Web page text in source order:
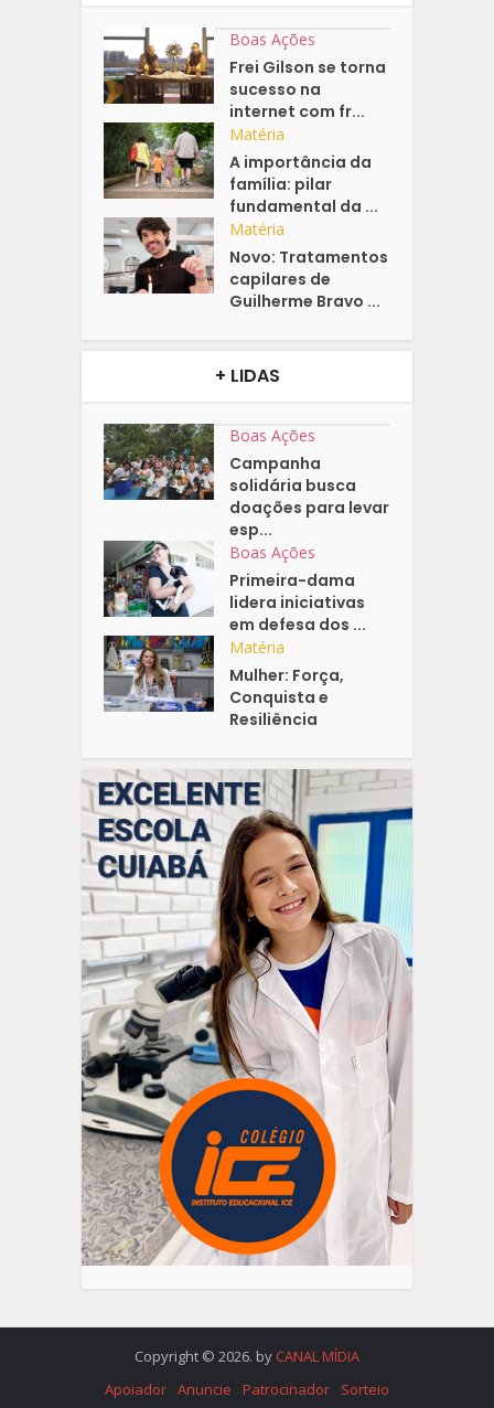
Boas Ações
Frei Gilson se torna
sucesso na
internet com fr...
Matéria
A importância da
família: pilar
fundamental da ...
Matéria
Novo: Tratamentos
capilares de
Guilherme Bravo ...
+ LIDAS
Boas Ações
Campanha
solidária busca
doações para levar
esp...
Boas Ações
Primeira-dama
lidera iniciativas
em defesa dos ...
Matéria
Mulher: Força,
Conquista e
Resiliência
Copyright © 2026. by CANAL MÍDIA
Apoiador Anuncie Patrocinador Sorteio